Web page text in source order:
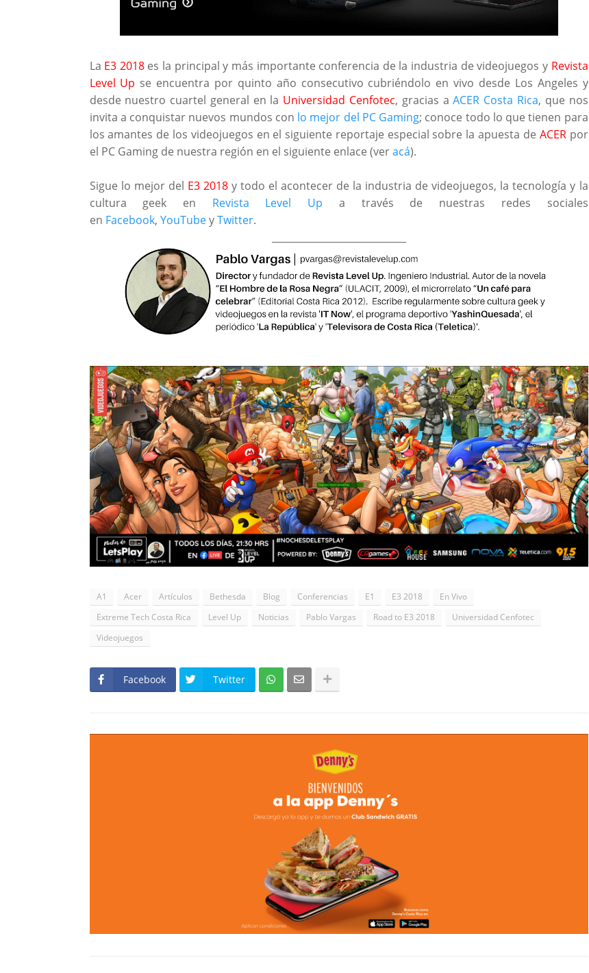
La E3 2018es la principal y más importante conferencia de la industria de videojuegos y Revista
Level Up se encuentra por quinto año consecutivo cubriéndolo en vivo desde Los Angeles y
desde nuestro cuartel general en la Universidad Cenfotec, gracias aACER Costa Rica, que nos
invita a conquistar nuevos mundos con lo mejor del PC Gaming; conoce todo lo que tienen para
los amantes de los videojuegos en el siguiente reportaje especial sobre la apuesta de ACERpor
el PC Gaming de nuestra región en el siguiente enlace (veracá).
Sigue lo mejor del E3 2018y todo el acontecer de la industria de videojuegos, la tecnología y la
cultura geek en Revista Level Up a través de nuestras redes sociales
en Facebook, YouTubeyTwitter.
A1 Acer Artículos Bethesda Blog Conferencias E1 E3 2018
En Vivo
Extreme Tech Costa Rica
Level Up Noticias Pablo Vargas Road to E3 2018
Universidad Cenfotec
Videojuegos
Facebook Twitter